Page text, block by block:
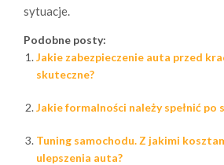
sytuacje.
Podobne posty:
Jakie zabezpieczenie auta przed
skuteczne?
Jakie formalności należy spełnić po
Tuning samochodu. Z jakimi
ulepszenia auta?